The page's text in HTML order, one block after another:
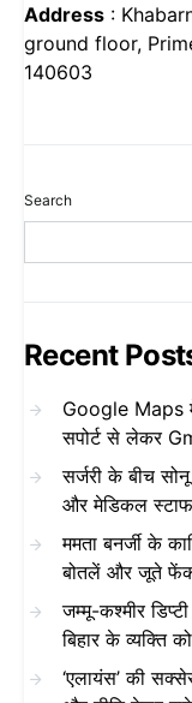
Address :
ground floor,
140603
Search
Recent
Google Maps
सपोर्ट से लेकर
सर्जरी के बीच सोनू
और मेडिकल स्टाफ
ममता बनर्जी के
बोतलें और जूते
जम्मू-कश्मीर
बिहार के व्यक्ति
‘एलायंस’ की